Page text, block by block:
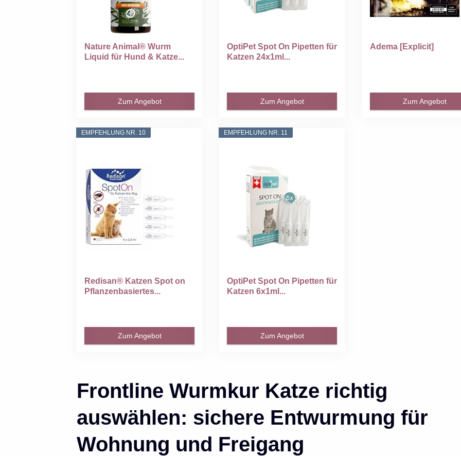
Nature Animal® Wurm
Liquid für Hund & Katze...
Zum Angebot
OptiPet Spot On Pipetten für
Katzen 24x1ml...
Zum Angebot
Adema [Explicit]
Zum Angebot
EMPFEHLUNG NR. 10
Redisan® Katzen Spot on
Pflanzenbasiertes...
Zum Angebot
EMPFEHLUNG NR. 11
OptiPet Spot On Pipetten für
Katzen 6x1ml...
Zum Angebot
Frontline Wurmkur Katze richtig
auswählen: sichere Entwurmung für
Wohnung und Freigang